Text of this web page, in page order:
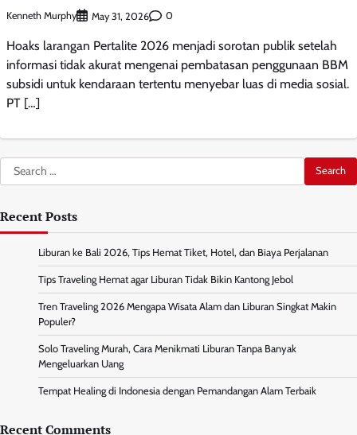
Kenneth Murphy May 31, 2026 0
Hoaks larangan Pertalite 2026 menjadi sorotan publik setelah
informasi tidak akurat mengenai pembatasan penggunaan BBM
subsidi untuk kendaraan tertentu menyebar luas di media sosial.
PT […]
Search
for:
Recent Posts
Liburan ke Bali 2026, Tips Hemat Tiket, Hotel, dan Biaya Perjalanan
Tips Traveling Hemat agar Liburan Tidak Bikin Kantong Jebol
Tren Traveling 2026 Mengapa Wisata Alam dan Liburan Singkat Makin
Populer?
Solo Traveling Murah, Cara Menikmati Liburan Tanpa Banyak
Mengeluarkan Uang
Tempat Healing di Indonesia dengan Pemandangan Alam Terbaik
Recent Comments